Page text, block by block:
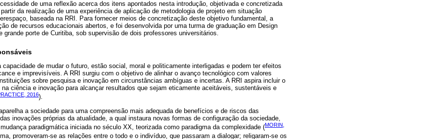
de uma reflexão acerca dos itens apontados nesta introdução, objetivada e concretizada
da realização de uma experiência de aplicação de metodologia de projeto em situação
baseada na RRI. Para fornecer meios de concretização deste objetivo fundamental, a
de recursos educacionais abertos, e foi desenvolvida por uma turma de graduação em Design
grande porte de Curitiba, sob supervisão de dois professores universitários.
de mudar o futuro, estão social, moral e politicamente interligadas e podem ter efeitos
e imprevisíveis. A RRI surgiu com o objetivo de alinhar o avanço tecnológico com valores
sobre pesquisa e inovação em circunstâncias ambíguas e incertas. A RRI aspira incluir o
ciência e inovação para alcançar resultados que sejam eticamente aceitáveis, sustentáveis e
2016).
a sociedade para uma compreensão mais adequada de benefícios e de riscos das
inovações próprias da atualidade, a qual instaura novas formas de configuração da sociedade,
paradigmática iniciada no século XX, teorizada como paradigma da complexidade (MORIN,
promoveram-se as relações entre o todo e o indivíduo, que passaram a dialogar; religaram-se os